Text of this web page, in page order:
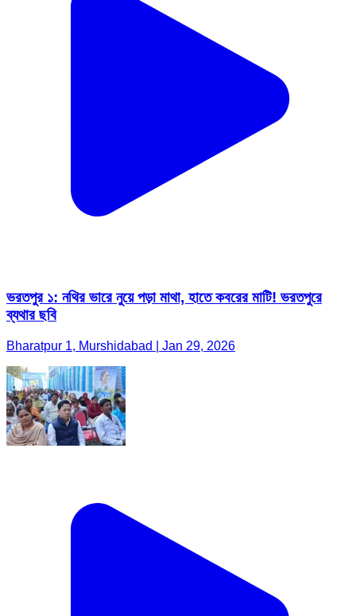
ভরতপুর ১: নথির ভারে নুয়ে পড়া মাথা, হাতে কবরের মাটি! ভরতপুরে
ব্যথার ছবি
Bharatpur 1, Murshidabad | Jan 29, 2026